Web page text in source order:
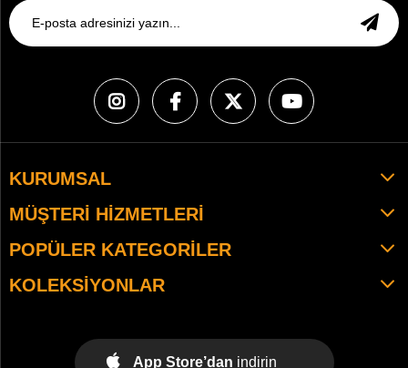
KURUMSAL
MÜŞTERI HIZMETLERI
POPÜLER KATEGORILER
KOLEKSIYONLAR
App Store’dan indirin